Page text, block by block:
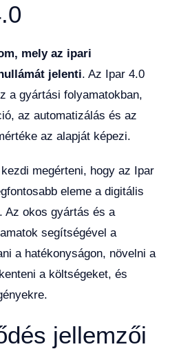
mely az ipari
jelenti. Az Ipar 4.0
a gyártási folyamatokban,
az automatizálás és az
az alapját képezi.
megérteni, hogy az Ipar
eleme a digitális
Az okos gyártás és a
segítségével a
a hatékonyságon, növelni a
a költségeket, és
jellemzői